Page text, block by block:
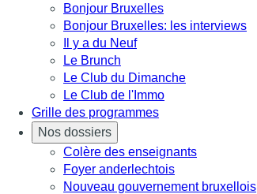
Bonjour Bruxelles
Bonjour Bruxelles: les interviews
Il y a du Neuf
Le Brunch
Le Club du Dimanche
Le Club de l'Immo
Grille des programmes
Nos dossiers
Colère des enseignants
Foyer anderlechtois
Nouveau gouvernement bruxellois